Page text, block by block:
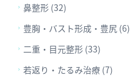
鼻整形 (32)
豊胸・バスト形成・豊尻 (6)
二重・目元整形 (33)
若返り・たるみ治療 (7)